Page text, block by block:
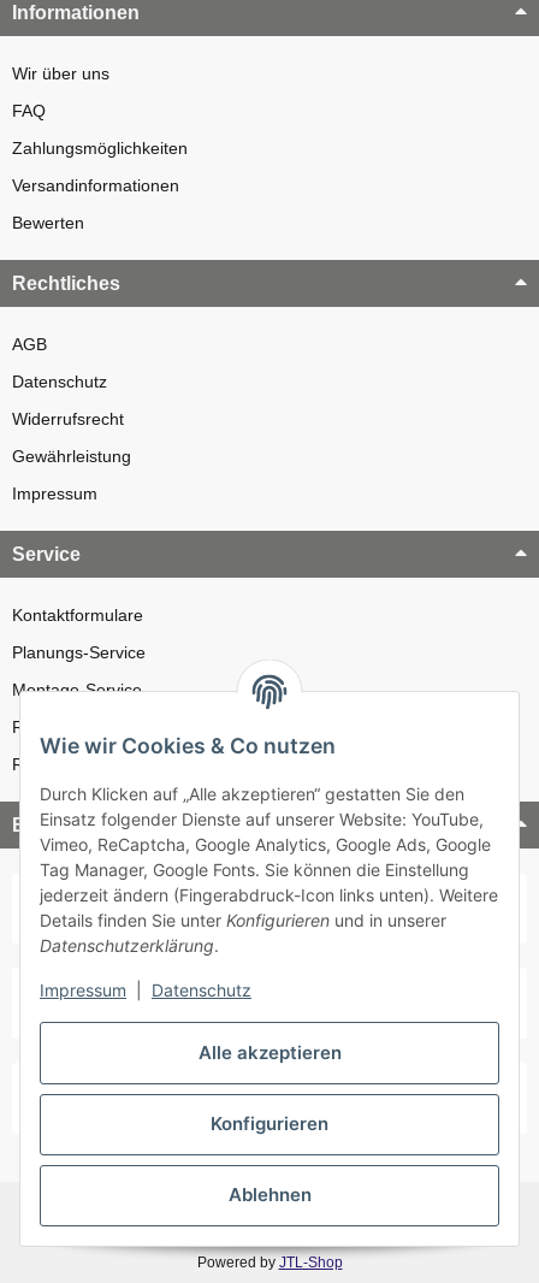
Informationen
Wir über uns
FAQ
Zahlungsmöglichkeiten
Versandinformationen
Bewerten
Rechtliches
AGB
Datenschutz
Widerrufsrecht
Gewährleistung
Impressum
Service
Kontaktformulare
Planungs-Service
Montage-Service
Reparatur-Service
Retouren-Service
Bezahlung & Versand
* Alle Preise inkl. gesetzlicher USt., zzgl.Versand
Powered by JTL-Shop
Alle akzeptieren
Konfigurieren
Ablehnen
Wie wir Cookies & Co nutzen
Durch Klicken auf „Alle akzeptieren“ gestatten Sie den
Einsatz folgender Dienste auf unserer Website: YouTube,
Vimeo, ReCaptcha, Google Analytics, Google Ads, Google
Tag Manager, Google Fonts. Sie können die Einstellung
jederzeit ändern (Fingerabdruck-Icon links unten). Weitere
Details finden Sie unter Konfigurieren und in unserer
Datenschutzerklärung.
Impressum Datenschutz